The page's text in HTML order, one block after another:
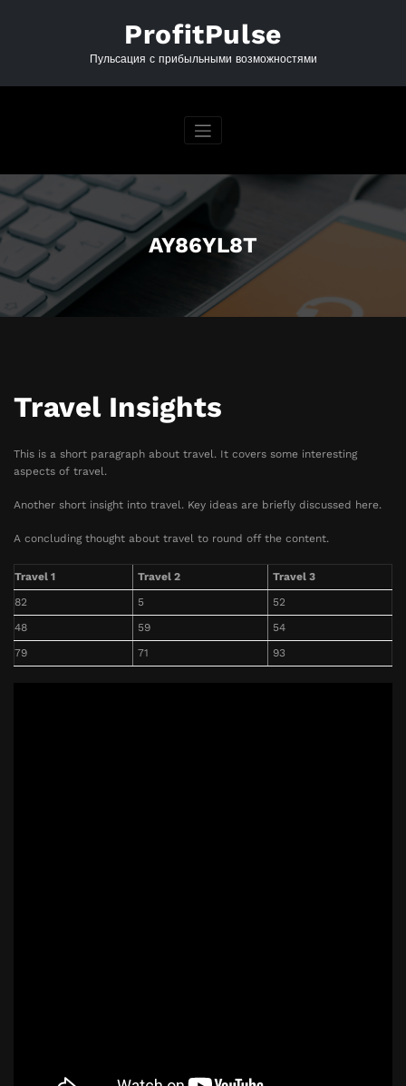
ProfitPulse
Пульсация с прибыльными возможностями
AY86YL8T
Travel Insights
This is a short paragraph about travel. It covers some interesting
aspects of travel.
Another short insight into travel. Key ideas are briefly discussed here.
A concluding thought about travel to round off the content.
Travel 1 Travel 2
Travel 3
82
5
52
48
59
54
79
71 93